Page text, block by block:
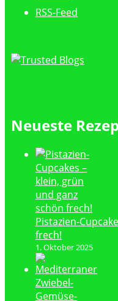
RSS-Feed
Neueste
Pistazien-
frech!
1. Oktober 2025